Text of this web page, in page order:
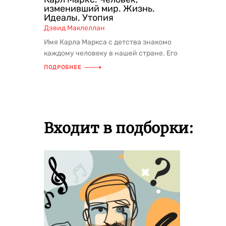
изменивший мир. Жизнь.
Идеалы. Утопия
Дэвид Маклеллан
Имя Карла Маркса с детства знакомо
каждому человеку в нашей стране. Его
идеи легли в основу Советско...
ПОДРОБНЕЕ
Входит в подборки: